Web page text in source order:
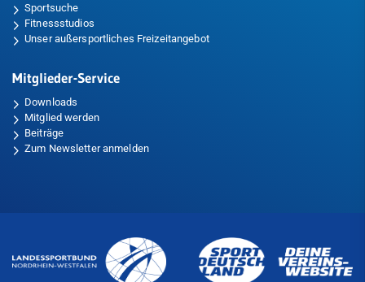
Sportsuche
Fitnessstudios
Unser außersportliches Freizeitangebot
Mitglieder-Service
Downloads
Mitglied werden
Beiträge
Zum Newsletter anmelden